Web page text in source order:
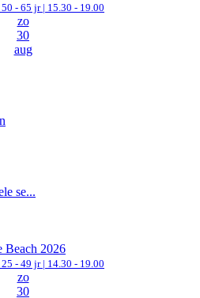
- 65 jr | 15.30 - 19.00
zo
30
aug
se...
2026
- 49 jr | 14.30 - 19.00
zo
30